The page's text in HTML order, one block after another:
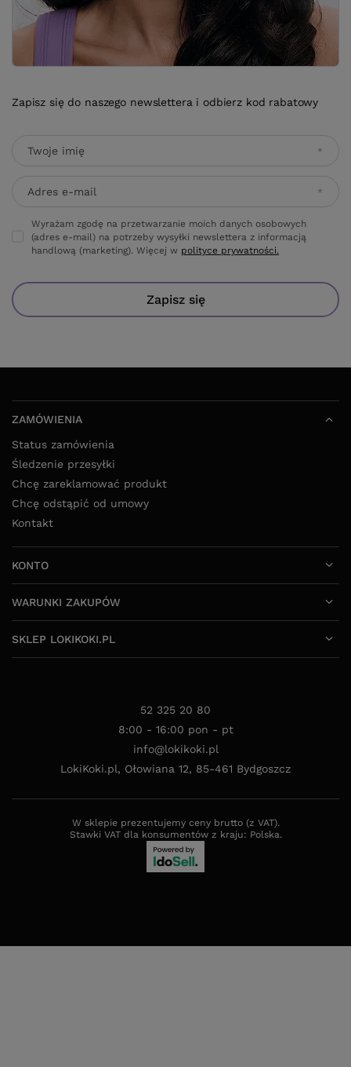
Zapisz się do naszego newslettera i odbierz kod rabatowy
Twoje imię
Adres e-mail
Wyrażam zgodę na przetwarzanie moich danych osobowych
(adres e-mail) na potrzeby wysyłki newslettera z informacją
handlową (marketing). Więcej w polityce prywatności.
Zapisz się
ZAMÓWIENIA
Status zamówienia
Śledzenie przesyłki
Chcę zareklamować produkt
Chcę odstąpić od umowy
Kontakt
KONTO
WARUNKI ZAKUPÓW
SKLEP LOKIKOKI.PL
52 325 20 80
8:00 - 16:00 pon - pt
info@lokikoki.pl
LokiKoki.pl, Ołowiana 12, 85-461 Bydgoszcz
W sklepie prezentujemy ceny brutto (z VAT).
Stawki VAT dla konsumentów z kraju: Polska.